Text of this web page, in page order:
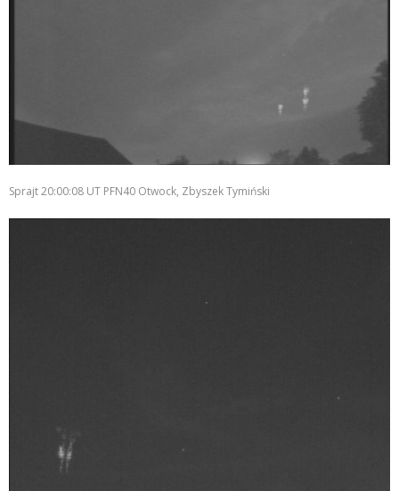
Sprajt 20:00:08 UT PFN40 Otwock, Zbyszek Tymiński